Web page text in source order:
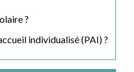
?
individualisé (PAI) ?